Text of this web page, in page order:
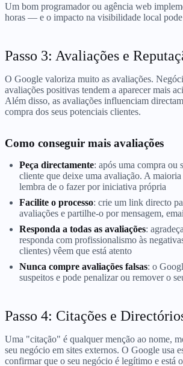
Um bom programador ou agência web
horas — e o impacto na visibilidade local pode
Passo 3: Avaliações e
O Google valoriza muito as avaliações.
avaliações positivas tendem a aparecer mais
Além disso, as avaliações influenciam
compra dos seus potenciais clientes.
Como conseguir mais avaliações
Peça directamente: após uma compra ou
cliente que deixe uma avaliação. A maioria
lembra de o fazer por iniciativa própria
Facilite o processo: crie um link directo
avaliações e partilhe-o por mensagem,
Responda a todas as avaliações:
responda com profissionalismo às
clientes) vêem que está atento
Nunca compre avaliações falsas: o
suspeitos e pode penalizar ou remover o
Passo 4: Citações e
Uma "citação" é qualquer menção ao nome,
seu negócio em sites externos. O Google usa
confirmar que o seu negócio é legítimo e está